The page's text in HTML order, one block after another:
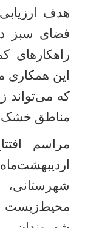
هدف
فضای سبز
راهکارهای
این
که می‌تواند
مناطق خشک
مراسم
شهرستانی،
محیط‌زیست